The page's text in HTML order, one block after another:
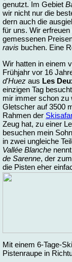
ge­nutzt. Im Ge­biet
wir nicht nur die
dern auch die
für uns. Wir
ge­mes­se­nen
ra­vis bu­chen. Ei­ne
Wir hat­ten in ei­nem
Früh­jahr vor 16
d'Huez aus Les
ein­zi­gen Tag
mir im­mer schon zu
Glet­scher auf 3500
Rah­men der
Zeug hat, zu ei­ner
be­su­chen mein
in zwei un­glei­che
Vallée Blan­che
de Sa­ren­ne, der
die Pis­ten eher
Mit ei­nem 6-Tage-
Pis­ten­rau­pe in